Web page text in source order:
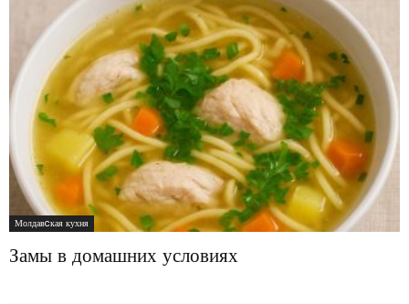
Молдавcкая кухня
Замы в домашних условиях